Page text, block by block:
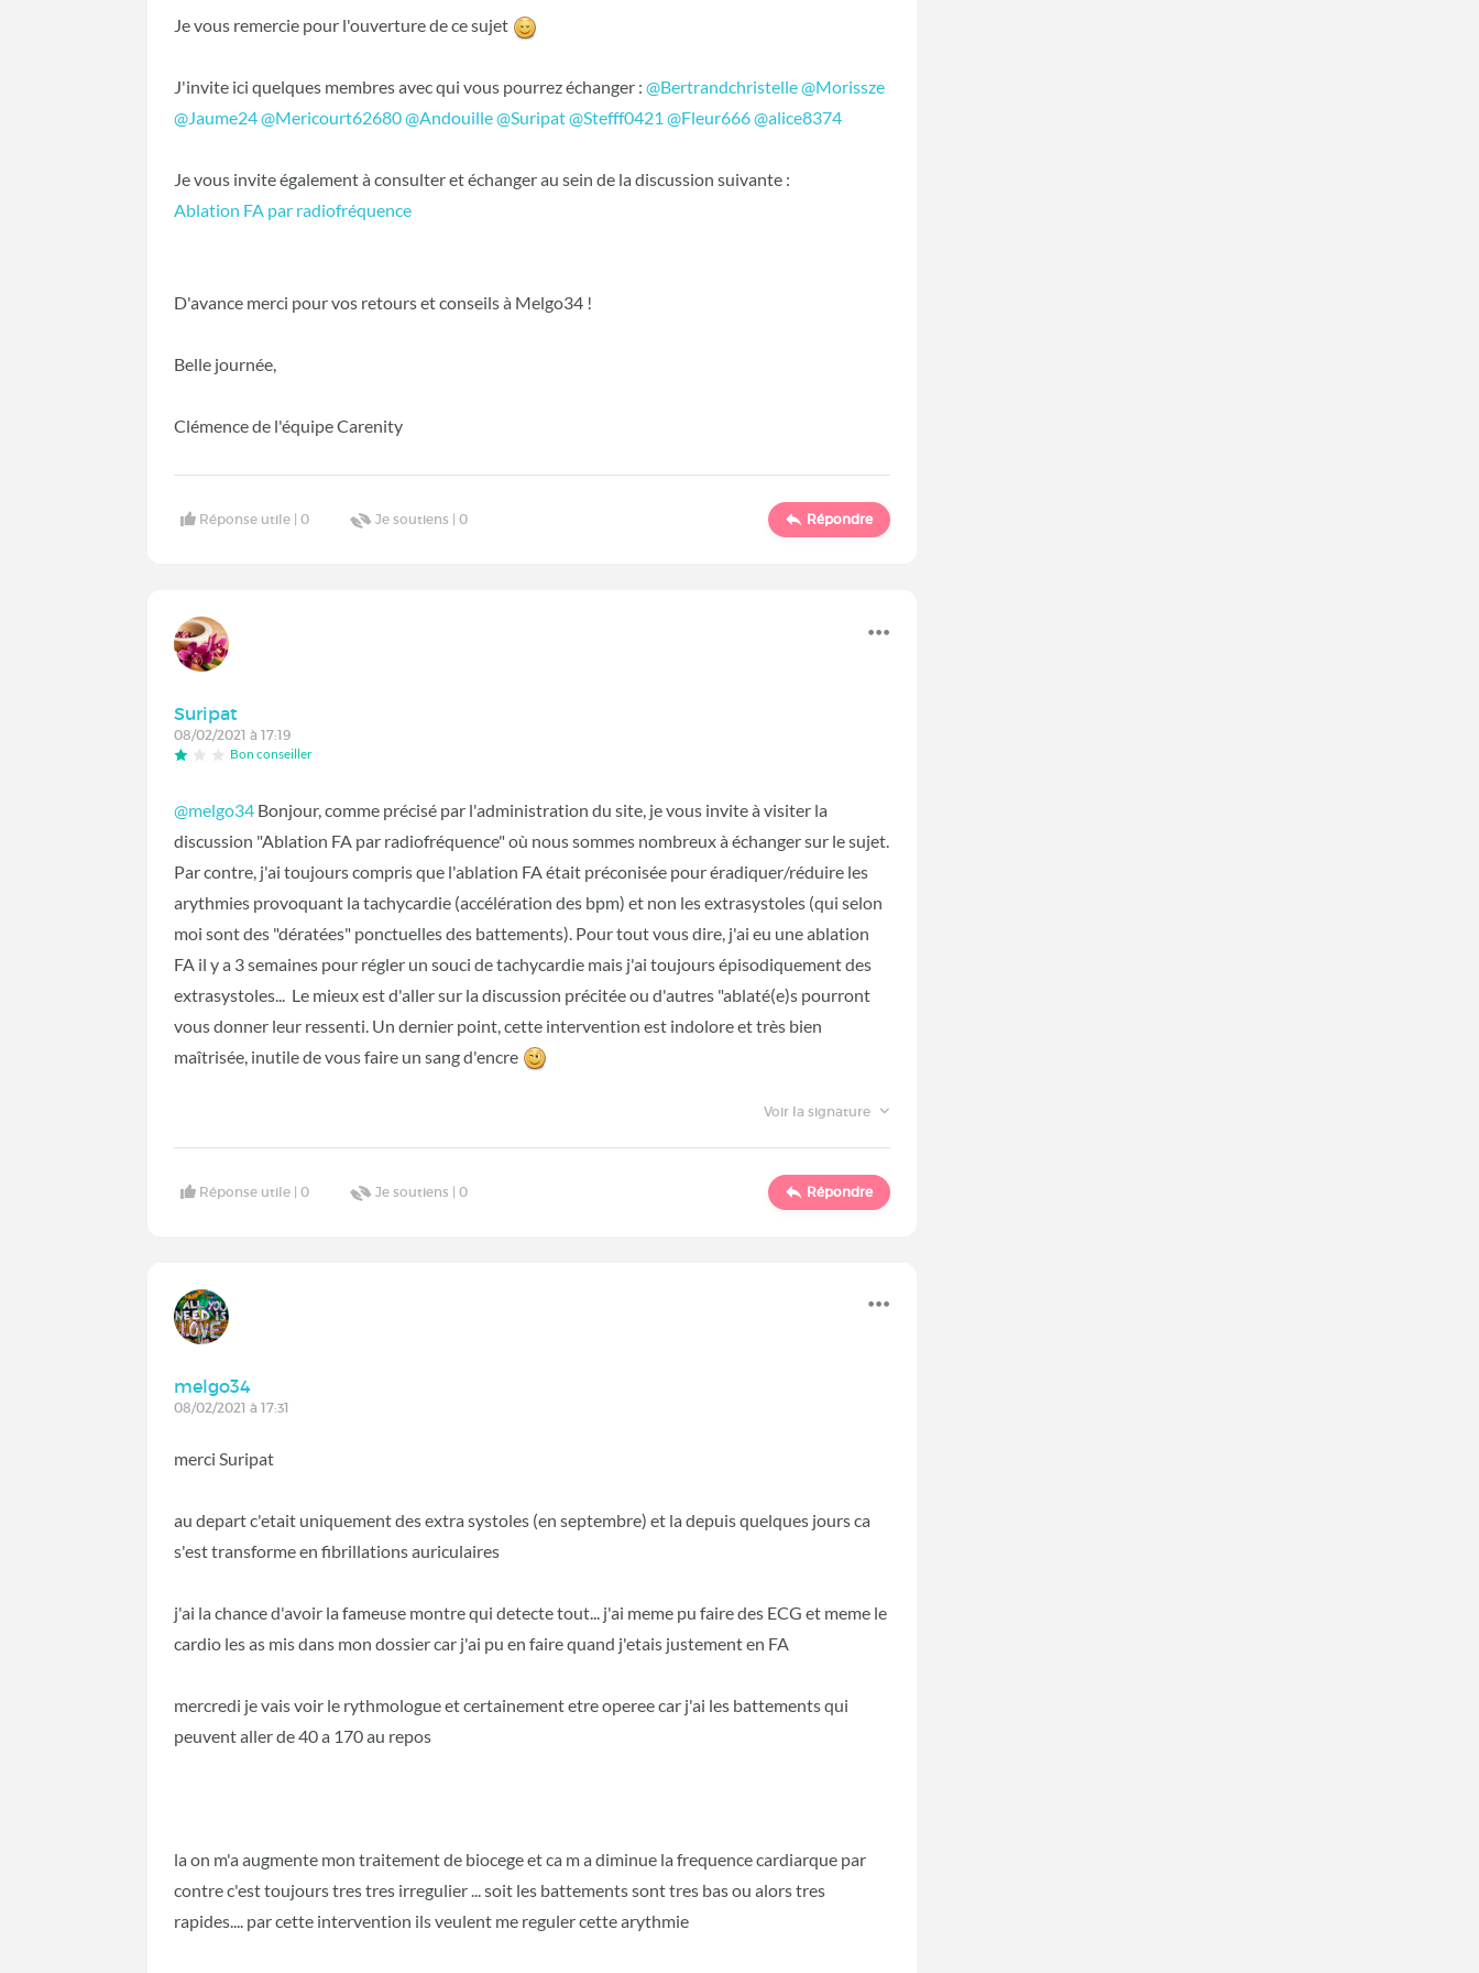
Je vous remercie pour l'ouverture de ce sujet
J'invite ici quelques membres avec qui vous pourrez échanger :@Bertrandchristelle‍@Morissze
@Jaume24‍@Mericourt62680‍@Andouille‍@Suripat‍@Stefff0421 ‍@Fleur666‍@alice8374
Je vous invite également à consulter et échanger au sein de la discussion suivante :
Ablation FA par radiofréquence
D'avance merci pour vos retours et conseils à Melgo34 !
Belle journée,
Clémence de l'équipe Carenity
Réponse utile |0 Je soutiens |0 Répondre
Suripat
08/02/2021 à 17:19
Bon conseiller
@melgo34 ‍ Bonjour, comme précisé par l'administration du site, je vous invite à visiter la
discussion "Ablation FA par radiofréquence" où nous sommes nombreux à échanger sur le sujet.
Par contre, j'ai toujours compris que l'ablation FA était préconisée pour éradiquer/réduire les
arythmies provoquant la tachycardie (accélération des bpm) et non les extrasystoles (qui selon
moi sont des "dératées" ponctuelles des battements). Pour tout vous dire, j'ai eu une ablation
FA il y a 3 semaines pour régler un souci de tachycardie mais j'ai toujours épisodiquement des
extrasystoles... Le mieux est d'aller sur la discussion précitée ou d'autres "ablaté(e)s pourront
vous donner leur ressenti. Un dernier point, cette intervention est indolore et très bien
maîtrisée, inutile de vous faire un sang d'encre
Voir la signature
Réponse utile |0 Je soutiens |0 Répondre
melgo34
08/02/2021 à 17:31
merci Suripat
au depart c'etait uniquement des extra systoles (en septembre) et la depuis quelques jours ca
s'est transforme en fibrillations auriculaires
j'ai la chance d'avoir la fameuse montre qui detecte tout... j'ai meme pu faire des ECG et meme le
cardio les as mis dans mon dossier car j'ai pu en faire quand j'etais justement en FA
mercredi je vais voir le rythmologue et certainement etre operee car j'ai les battements qui
peuvent aller de 40 a 170 au repos
la on m'a augmente mon traitement de biocege et ca m a diminue la frequence cardiarque par
contre c'est toujours tres tres irregulier ... soit les battements sont tres bas ou alors tres
rapides.... par cette intervention ils veulent me reguler cette arythmie